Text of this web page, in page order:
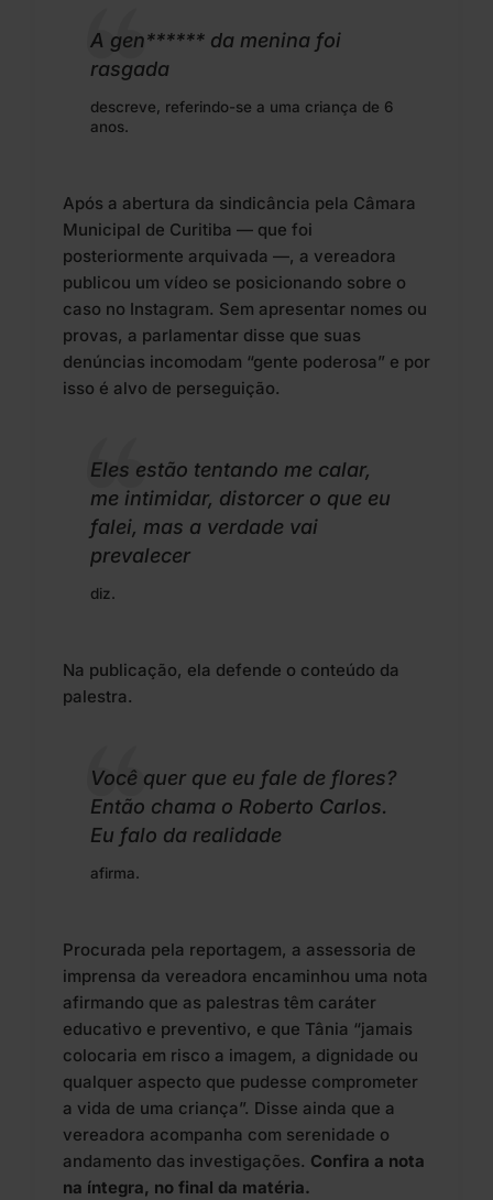
A gen****** da menina foi
rasgada
descreve, referindo-se a uma criança de 6
anos.
Após a abertura da sindicância pela Câmara
Municipal de Curitiba — que foi
posteriormente arquivada —, a vereadora
publicou um vídeo se posicionando sobre o
caso no Instagram. Sem apresentar nomes ou
provas, a parlamentar disse que suas
denúncias incomodam “gente poderosa” e por
isso é alvo de perseguição.
Eles estão tentando me calar,
me intimidar, distorcer o que eu
falei, mas a verdade vai
prevalecer
diz.
Na publicação, ela defende o conteúdo da
palestra.
Você quer que eu fale de flores?
Então chama o Roberto Carlos.
Eu falo da realidade
afirma.
Procurada pela reportagem, a assessoria de
imprensa da vereadora encaminhou uma nota
afirmando que as palestras têm caráter
educativo e preventivo, e que Tânia “jamais
colocaria em risco a imagem, a dignidade ou
qualquer aspecto que pudesse comprometer
a vida de uma criança”. Disse ainda que a
vereadora acompanha com serenidade o
andamento das investigações. Confira a nota
na íntegra, no final da matéria.